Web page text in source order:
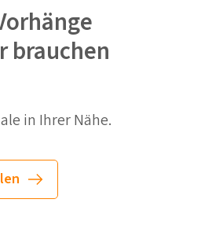
brauchen
in Ihrer Nähe.